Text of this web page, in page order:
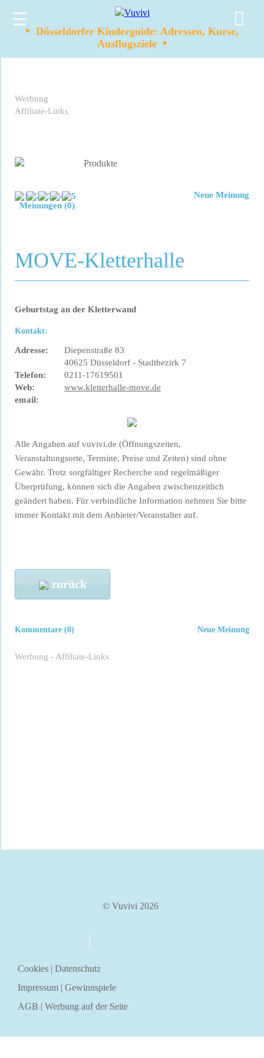
☰
• Düsseldorfer Kinderguide: Adressen, Kurse,
Ausflugsziele •
Werbung
Affiliate-Links
Meinungen (0)
Neue Meinung
MOVE-Kletterhalle
Geburtstag an der Kletterwand
Kontakt:
Adresse:
Diepenstraße 83
40625 Düsseldorf - Stadtbezirk 7
Telefon:
0211-17619501
Web:
www.kletterhalle-move.de
email:
Alle Angaben auf vuvivi.de (Öffnungszeiten,
Veranstaltungsorte, Termine, Preise und Zeiten) sind ohne
Gewähr. Trotz sorgfältiger Recherche und regelmäßiger
Überprüfung, können sich die Angaben zwischenzeitlich
geändert haben. Für verbindliche Information nehmen Sie bitte
immer Kontakt mit dem Anbieter/Veranstalter auf.
zurück
Neue Meinung
Kommentare (0)
Werbung - Affiliate-Links
© Vuvivi 2026
Cookies | Datenschutz
Impressum | Gewinnspiele
AGB | Werbung auf der Seite